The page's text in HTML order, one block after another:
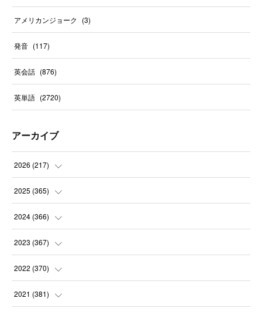
アメリカンジョーク (3)
発音 (117)
英会話 (876)
英単語 (2720)
アーカイブ
2026 (217)
(6)
(31
(30
(31
2025 (365)
(31
(30
(31
(30
2024 (366)
(32
(30
(31
2023 (367)
(31
(31
2022 (370)
(31
2021 (381)